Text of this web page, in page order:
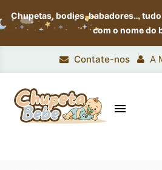
Chupetas, bodies, babadores…
com o nome do
Contate-nos A
